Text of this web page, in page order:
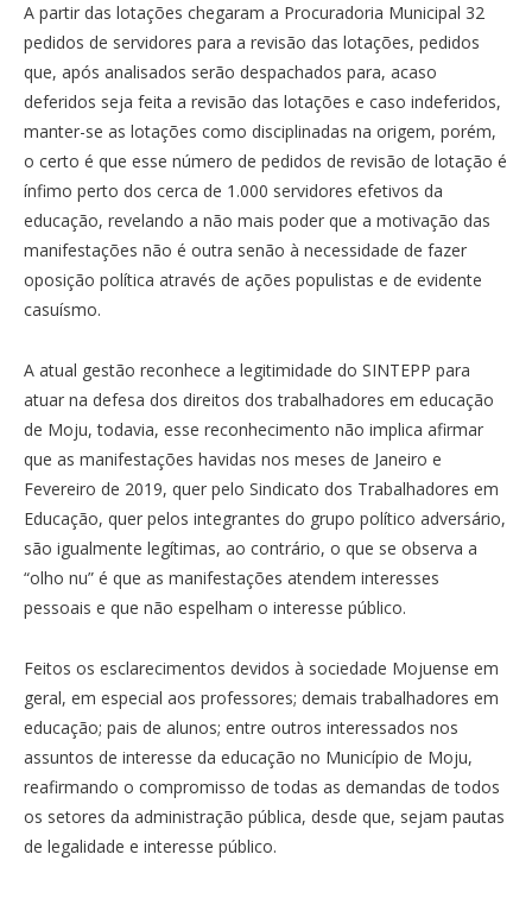
A partir das lotações chegaram a Procuradoria Municipal 32
pedidos de servidores para a revisão das lotações, pedidos
que, após analisados serão despachados para, acaso
deferidos seja feita a revisão das lotações e caso indeferidos,
manter-se as lotações como disciplinadas na origem, porém,
o certo é que esse número de pedidos de revisão de lotação é
ínfimo perto dos cerca de 1.000 servidores efetivos da
educação, revelando a não mais poder que a motivação das
manifestações não é outra senão à necessidade de fazer
oposição política através de ações populistas e de evidente
casuísmo.
A atual gestão reconhece a legitimidade do SINTEPP para
atuar na defesa dos direitos dos trabalhadores em educação
de Moju, todavia, esse reconhecimento não implica afirmar
que as manifestações havidas nos meses de Janeiro e
Fevereiro de 2019, quer pelo Sindicato dos Trabalhadores em
Educação, quer pelos integrantes do grupo político adversário,
são igualmente legítimas, ao contrário, o que se observa a
“olho nu” é que as manifestações atendem interesses
pessoais e que não espelham o interesse público.
Feitos os esclarecimentos devidos à sociedade Mojuense em
geral, em especial aos professores; demais trabalhadores em
educação; pais de alunos; entre outros interessados nos
assuntos de interesse da educação no Município de Moju,
reafirmando o compromisso de todas as demandas de todos
os setores da administração pública, desde que, sejam pautas
de legalidade e interesse público.